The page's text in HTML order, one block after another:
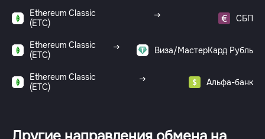
Ethereum Classic
(ETC)
СБП
Ethereum Classic
(ETC)
Виза/МастерКард Рубль
Ethereum Classic
(ETC)
Альфа-банк